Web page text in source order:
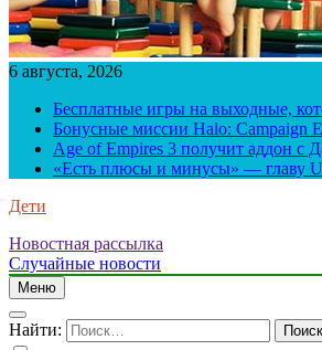
6 августа, 2026
Бесплатные игры на выходные,
Бонусные миссии Halo: Campaign
Age of Empires 3 получит аддон
«Есть плюсы и минусы» — главу
Дети
Новостная рассылка
Случайные новости
Меню
Найти: